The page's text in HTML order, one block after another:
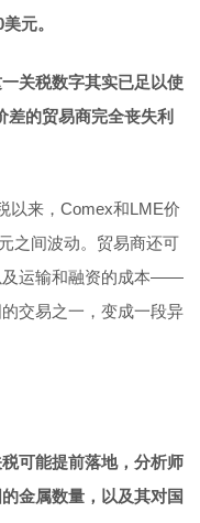
元。
关税数字其实已足以使
的贸易商完全丧失利
来，Comex和LME价
之间波动。贸易商还可
及运输和融资的成本——
交易之一，变成一段异
可能提前落地，分析师
金属数量，以及其对国